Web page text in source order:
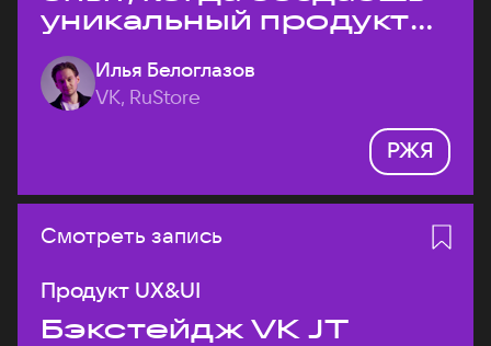
уникальный продукт
на рынке?
Илья Белоглазов
VK, RuStore
РЖЯ
Смотреть запись
Продукт UX&UI
Бэкстейдж VK JT